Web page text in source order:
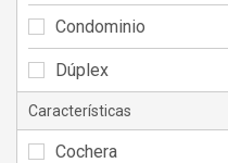
Condominio
Dúplex
Características
Cochera